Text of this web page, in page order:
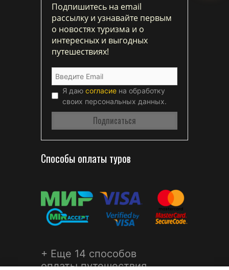
Подпишитесь на email
рассылку и узнавайте первым
о новостях туризма и о
интересных и выгодных
путешествиях!
Я даю согласие на обработку
своих персональных данных.
Способы оплаты туров
+ Еще 14 способов
оплаты путешествия